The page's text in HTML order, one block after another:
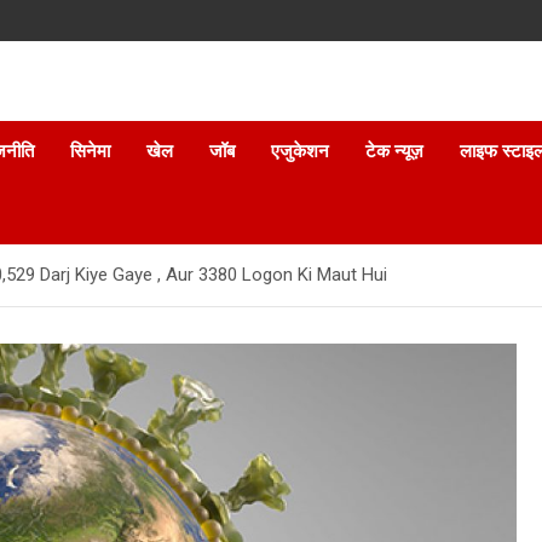
सिनेमा खेल जॉब एजुकेशन टेक न्यूज़ लाइफ
Darj Kiye Gaye , Aur 3380 Logon Ki Maut Hui